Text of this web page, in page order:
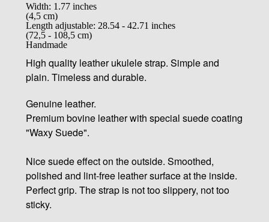
Width: 1.77 inches
(4,5 cm)
Length adjustable: 28.54 - 42.71 inches
(72,5 - 108,5 cm)
Handmade
High quality leather ukulele strap. Simple and
plain. Timeless and durable.
Genuine leather.
Premium bovine leather with special suede coating
"Waxy Suede".
Nice suede effect on the outside. Smoothed,
polished and lint-free leather surface at the inside.
Perfect grip. The strap is not too slippery, not too
sticky.